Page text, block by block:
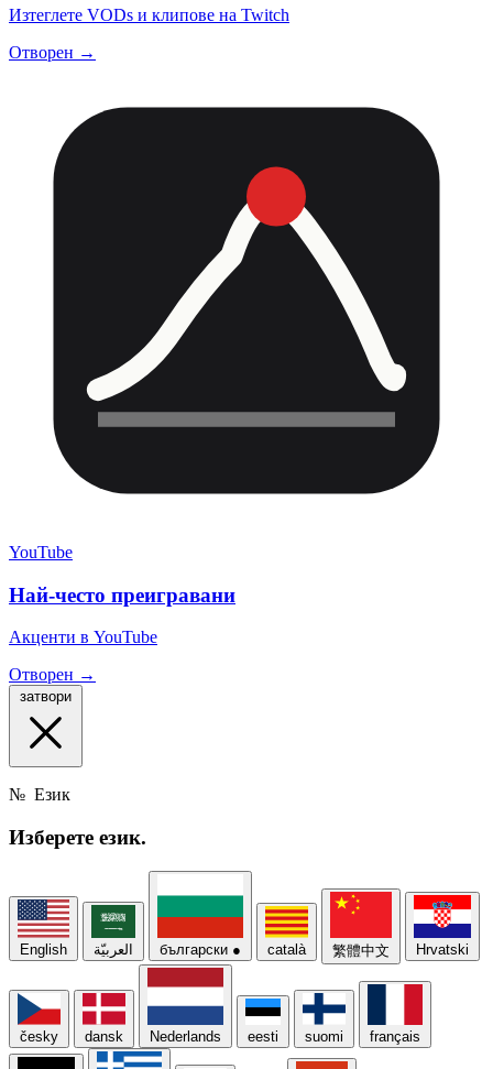
Изтеглете VODs и клипове на Twitch
Отворен →
YouTube
Най-често преигравани
Акценти в YouTube
Отворен →
затвори
№ Език
Изберете език.
English العربيّة български ● català 繁體中文 Hrvatski
česky dansk Nederlands eesti suomi français